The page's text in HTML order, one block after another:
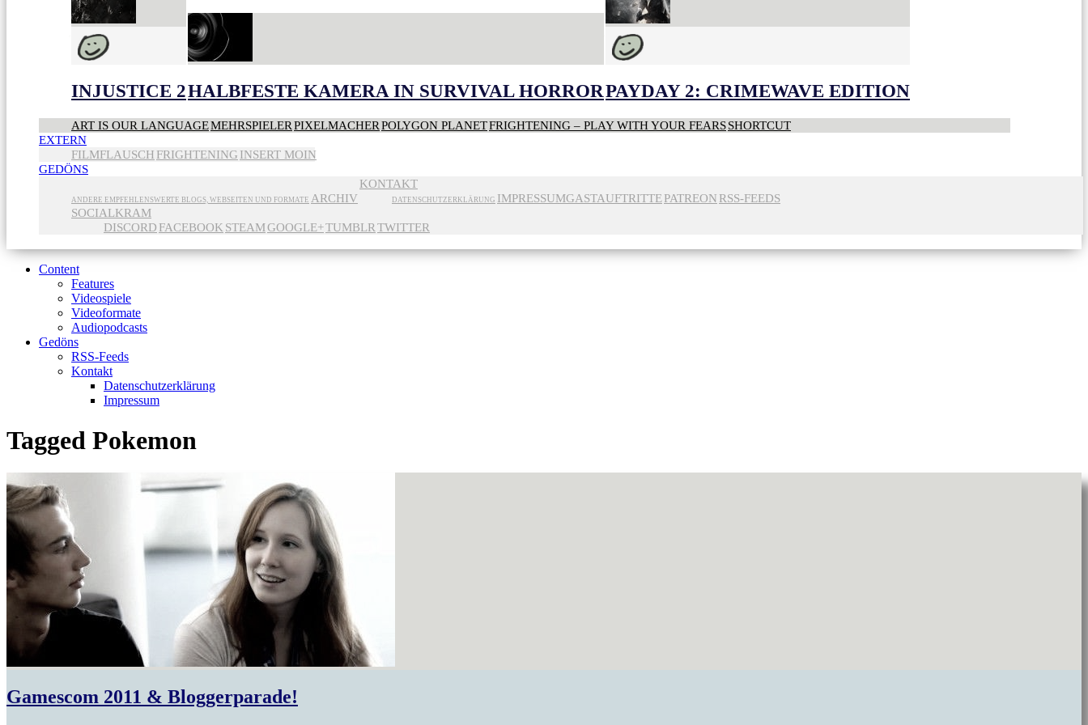
INJUSTICE 2HALBFESTE KAMERA IN SURVIVAL HORRORPAYDAY 2: CRIMEWAVE EDITION
ART IS OUR LANGUAGEMEHRSPIELERPIXELMACHERPOLYGON PLANETFRIGHTENING – PLAY WITH YOUR FEARSSHORTCUT
EXTERN
FILMFLAUSCH FRIGHTENING INSERT MOIN
GEDÖNS
ANDERE EMPFEHLENSWERTE BLOGS, WEBSEITEN UND FORMATE ARCHIV
KONTAKT
DATENSCHUTZERKLÄRUNG IMPRESSUMGASTAUFTRITTEPATREON RSS-FEEDS
SOCIALKRAM
DISCORD FACEBOOK STEAMGOOGLE+TUMBLRTWITTER
Content
Features
Videospiele
Videoformate
Audiopodcasts
Gedöns
RSS-Feeds
Kontakt
Datenschutzerklärung
Impressum
Tagged Pokemon
Gamescom 2011 & Bloggerparade!